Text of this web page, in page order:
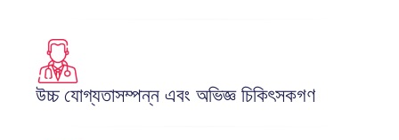
উচ্চ যোগ্যতাসম্পন্ন এবং অভিজ্ঞ চিকিৎসকগণ